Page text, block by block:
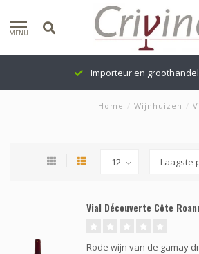
MENU
Importeur en
Home / Wijnhuizen /
Vial Découverte Côte
Rode wijn van de gamay